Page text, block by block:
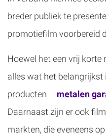
breder publiek te
promotiefilm voorbereid
Hoewel het een vrij korte
alles wat het belangrijkst
producten – metalen
Daarnaast zijn er ook
markten, die eveneens